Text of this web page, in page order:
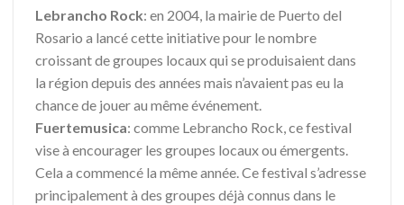
Lebrancho Rock: en 2004, la mairie de Puerto del
Rosario a lancé cette initiative pour le nombre
croissant de groupes locaux qui se produisaient dans
la région depuis des années mais n’avaient pas eu la
chance de jouer au même événement.
Fuertemusica: comme Lebrancho Rock, ce festival
vise à encourager les groupes locaux ou émergents.
Cela a commencé la même année. Ce festival s’adresse
principalement à des groupes déjà connus dans le